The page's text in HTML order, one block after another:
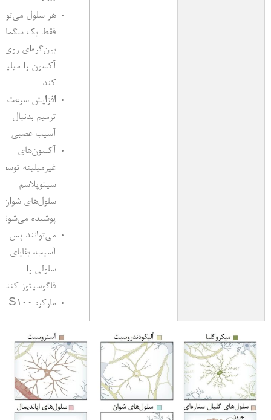
هر سلول
فقط یک سگمان
بین‌گره‌ای
آکسون را
کند
افزایش سرعت
ترمیم بدنبال
آسیب عصبی
آکسون‌های
غیرمیلینه توسط
سیتوپلاسم
سلول‌های شوان
پوشیده می‌شوند
می‌توانند پس از
آسیب، بقایای
سلولی را
فاگوسیتوز کنند
مارکر: S100